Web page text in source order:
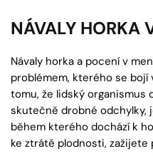
NÁVALY HORKA
Návaly horka a pocení v
problémem, kterého se bojí
tomu, že lidský organismus
skutečně drobné odchylky,
během kterého dochází k
ke ztrátě plodnosti, zažijete